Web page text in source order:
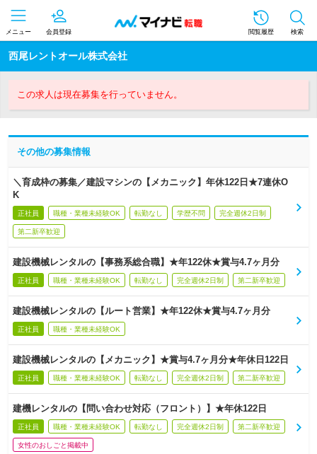
メニュー 会員登録 閲覧履歴 検索
西尾レントオール株式会社
この求人は現在募集を行っていません。
その他の募集情報
＼育成枠の募集／建設マシンの【メカニック】年休122日★7連休O
K
正社員 職種・業種未経験OK 転勤なし 学歴不問 完全週休2日制
第二新卒歓迎
建設機械レンタルの【事務系総合職】★年122休★賞与4.7ヶ月分
正社員 職種・業種未経験OK 転勤なし 完全週休2日制 第二新卒歓迎
建設機械レンタルの【ルート営業】★年122休★賞与4.7ヶ月分
正社員 職種・業種未経験OK
建設機械レンタルの【メカニック】★賞与4.7ヶ月分★年休日122日
正社員 職種・業種未経験OK 転勤なし 完全週休2日制 第二新卒歓迎
建機レンタルの【問い合わせ対応（フロント）】★年休122日
正社員 職種・業種未経験OK 転勤なし 完全週休2日制 第二新卒歓迎
女性のおしごと掲載中